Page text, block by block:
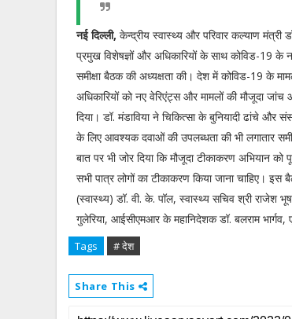
नई दिल्ली, केन्‍द्रीय स्वास्थ्य और परिवार कल्‍याण
प्रमुख विशेषज्ञों और अधिकारियों के साथ कोविड-19 के
समीक्षा बैठक की अध्यक्षता की। देश में कोविड-19 के
अधिकारियों को नए वेरिएंट्स और मामलों की मौजूदा जांच
दिया। डॉ. मंडाविया ने चिकित्सा के बुनियादी ढांचे और
के लिए आवश्‍यक दवाओं की उपलब्धता की भी लगातार
बात पर भी जोर दिया कि मौजूदा टीकाकरण अभियान को
सभी पात्र लोगों का टीकाकरण किया जाना चाहिए।
(स्वास्थ्य) डॉ. वी. के. पॉल, स्वास्थ्य सचिव श्री राजेश
गुलेरिया, आईसीएमआर के महानिदेशक डॉ. बलराम
Tags # देश
Share This